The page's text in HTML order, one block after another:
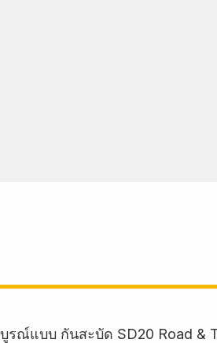
ณ์แบบ กันสะบัด SD20 Road &